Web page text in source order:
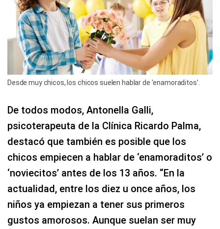
Desde muy chicos, los chicos suelen hablar de 'enamoraditos'.
De todos modos, Antonella Galli,
psicoterapeuta de la Clínica Ricardo Palma,
destacó que también es posible que los
chicos empiecen a hablar de ‘enamoraditos’ o
‘noviecitos’ antes de los 13 años. “En la
actualidad, entre los diez u once años, los
niños ya empiezan a tener sus primeros
gustos amorosos. Aunque suelan ser muy